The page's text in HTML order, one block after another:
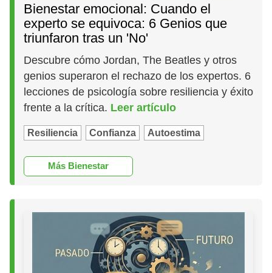
Bienestar emocional: Cuando el
experto se equivoca: 6 Genios que
triunfaron tras un 'No'
Descubre cómo Jordan, The Beatles y otros
genios superaron el rechazo de los expertos. 6
lecciones de psicología sobre resiliencia y éxito
frente a la crítica. Leer artículo
Resiliencia Confianza Autoestima
Más Bienestar